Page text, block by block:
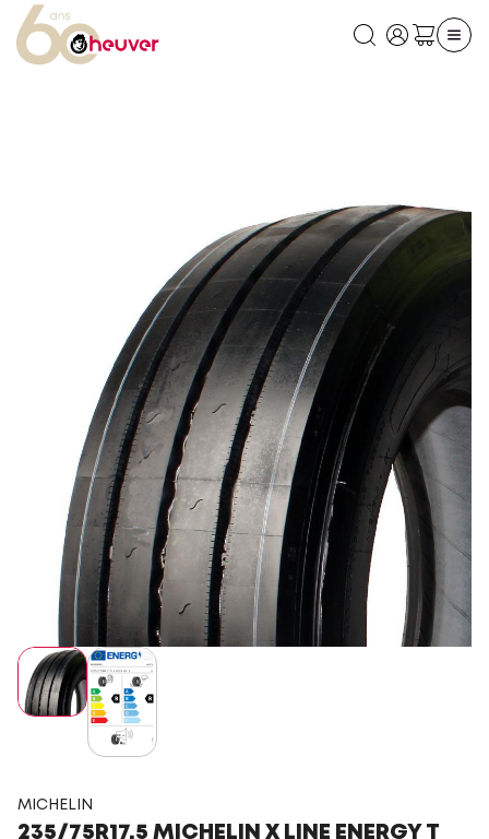
MICHELIN
235/75R17.5 MICHELIN X LINE ENERGY T